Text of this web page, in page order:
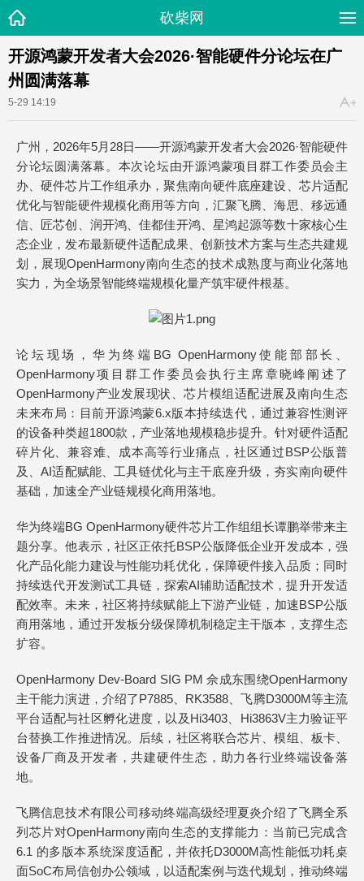
砍柴网
开源鸿蒙开发者大会2026·智能硬件分论坛在广
州圆满落幕
5-29 14:19
广州，2026年5月28日——开源鸿蒙开发者大会2026·智能硬件
分论坛圆满落幕。本次论坛由开源鸿蒙项目群工作委员会主
办、硬件芯片工作组承办，聚焦南向硬件底座建设、芯片适配
优化与智能硬件规模化商用等方向，汇聚飞腾、海思、移远通
信、匠芯创、润开鸿、佳都佳开鸿、星鸿起源等数十家核心生
态企业，发布最新硬件适配成果、创新技术方案与生态共建规
划，展现OpenHarmony南向生态的技术成熟度与商业化落地
实力，为全场景智能终端规模化量产筑牢硬件根基。
论坛现场，华为终端BG OpenHarmony使能部部长、
OpenHarmony项目群工作委员会执行主席章晓峰阐述了
OpenHarmony产业发展现状、芯片模组适配进展及南向生态
未来布局：目前开源鸿蒙6.x版本持续迭代，通过兼容性测评
的设备种类超1800款，产业落地规模稳步提升。针对硬件适配
碎片化、兼容难、成本高等行业痛点，社区通过BSP公版普
及、AI适配赋能、工具链优化与主干底座升级，夯实南向硬件
基础，加速全产业链规模化商用落地。
华为终端BG OpenHarmony硬件芯片工作组组长谭鹏举带来主
题分享。他表示，社区正依托BSP公版降低企业开发成本，强
化产品化能力建设与性能功耗优化，保障硬件接入品质；同时
持续迭代开发测试工具链，探索AI辅助适配技术，提升开发适
配效率。未来，社区将持续赋能上下游产业链，加速BSP公版
商用落地，通过开发板分级保障机制稳定主干版本，支撑生态
扩容。
OpenHarmony Dev-Board SIG PM 佘成东围绕OpenHarmony
主干能力演进，介绍了P7885、RK3588、飞腾D3000M等主流
平台适配与社区孵化进度，以及Hi3403、Hi3863V主力验证平
台替换工作推进情况。后续，社区将联合芯片、模组、板卡、
设备厂商及开发者，共建硬件生态，助力各行业终端设备落
地。
飞腾信息技术有限公司移动终端高级经理夏炎介绍了飞腾全系
列芯片对OpenHarmony南向生态的支撑能力：当前已完成含
6.1 的多版本系统深度适配，并依托D3000M高性能低功耗桌
面SoC布局信创办公领域，以适配案例与迭代规划，推动终端